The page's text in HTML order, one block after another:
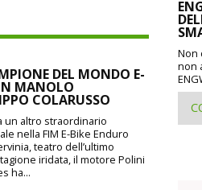
DEL MONDO E-
MANOLO
COLARUSSO
un altro straordinario
nella FIM E-Bike Enduro
teatro dell’ultimo
iridata, il motore Polini
ha...
Non
non